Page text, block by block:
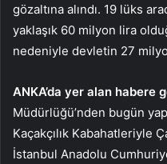
gözaltına alındı. 19 lüks
yaklaşık 60 milyon lira
nedeniyle devletin 27
ANKA’da yer alan habere
Müdürlüğü’nden bugün
Kaçakçılık Kabahatleriyle
İstanbul Anadolu